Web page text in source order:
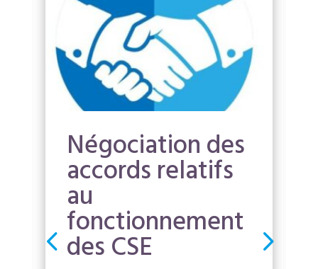
Négociation des
accords relatifs
au
fonctionnement
des CSE